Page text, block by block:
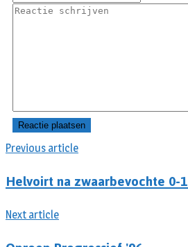
Previous article
Helvoirt na zwaarbevochte 0-
Next article